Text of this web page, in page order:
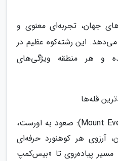
جهان، تجربه‌ای معنوی و
می‌دهد. این رشته‌کوه عظیم در
و هر منطقه ویژگی‌های
قله‌ها
کوه اورست (Mount Everest): صعود به اورست،
آرزوی هر کوهنورد حرفه‌ای
پیاده‌روی تا «بیس‌کمپ